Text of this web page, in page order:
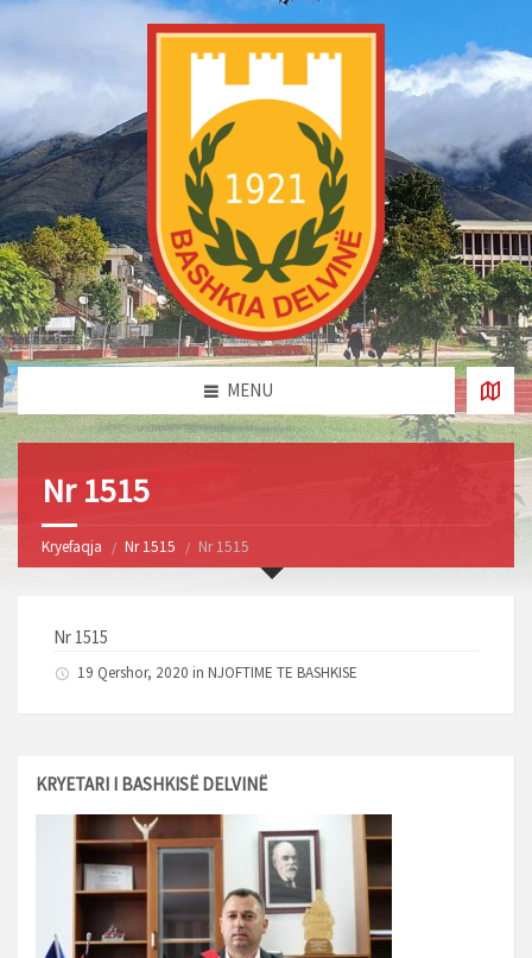
MENU
Nr 1515
Kryefaqja Nr 1515 Nr 1515
Nr 1515
19 Qershor, 2020 in NJOFTIME TE BASHKISE
KRYETARI I BASHKISË DELVINË